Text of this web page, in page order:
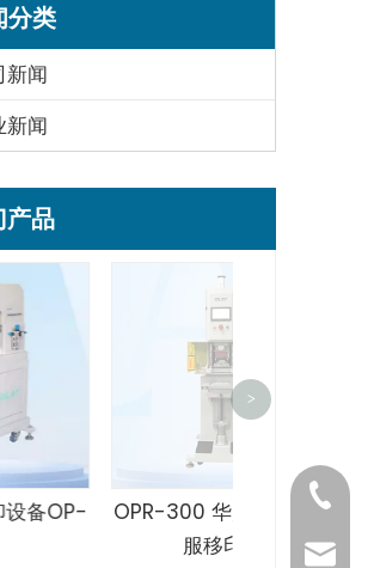
分类
新闻
新闻
产品
OPR-300 华为手表全伺
单色胶袋
>
王欢：
王小兰